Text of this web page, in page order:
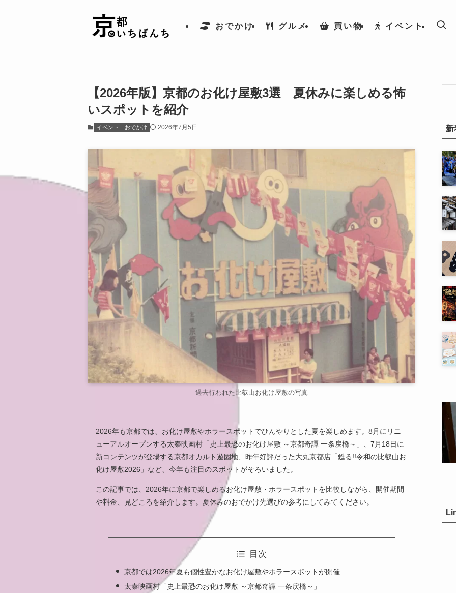
おでかけ グルメ 買い物 イベント
【2026年版】京都のお化け屋敷3選 夏休みに楽しめる怖
いスポットを紹介
イベント おでかけ 2026年7月5日
過去行われた比叡山お化け屋敷の写真
2026年も京都では、お化け屋敷やホラースポットでひんやりとした夏を楽しめます。8月にリニ
ューアルオープンする太秦映画村「史上最恐のお化け屋敷 ～京都奇譚 一条戻橋～」、7月18日に
新コンテンツが登場する京都オカルト遊園地、昨年好評だった大丸京都店「甦る!!令和の比叡山お
化け屋敷2026」など、今年も注目のスポットがそろいました。
この記事では、2026年に京都で楽しめるお化け屋敷・ホラースポットを比較しながら、開催期間
や料金、見どころを紹介します。夏休みのおでかけ先選びの参考にしてみてください。
目次
京都では2026年夏も個性豊かなお化け屋敷やホラースポットが開催
太秦映画村「史上最恐のお化け屋敷 ～京都奇譚 一条戻橋～」